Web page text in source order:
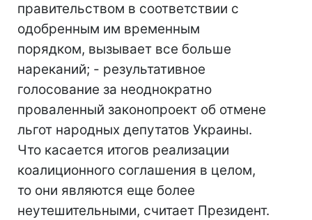
правительством в соответствии с
одобренным им временным
порядком, вызывает все больше
нареканий; - результативное
голосование за неоднократно
проваленный законопроект об отмене
льгот народных депутатов Украины.
Что касается итогов реализации
коалиционного соглашения в целом,
то они являются еще более
неутешительными, считает Президент.